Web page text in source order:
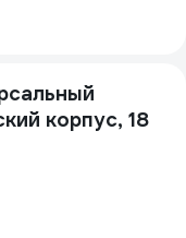
корпус, 18